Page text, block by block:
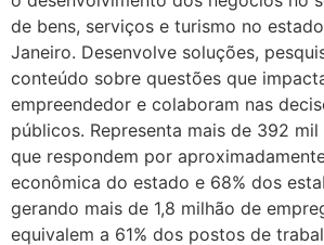
de bens, serviços e turismo no
Janeiro. Desenvolve soluções,
conteúdo sobre questões que
empreendedor e colaboram nas
públicos. Representa mais de 392
que respondem por
econômica do estado e 68% dos
gerando mais de 1,8 milhão de
equivalem a 61% dos postos de